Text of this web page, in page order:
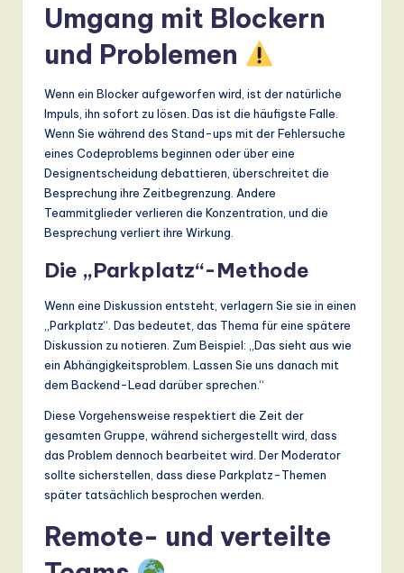
Umgang mit Blockern
und Problemen
Wenn ein Blocker aufgeworfen wird, ist der natürliche
Impuls, ihn sofort zu lösen. Das ist die häufigste Falle.
Wenn Sie während des Stand-ups mit der Fehlersuche
eines Codeproblems beginnen oder über eine
Designentscheidung debattieren, überschreitet die
Besprechung ihre Zeitbegrenzung. Andere
Teammitglieder verlieren die Konzentration, und die
Besprechung verliert ihre Wirkung.
Die „Parkplatz“-Methode
Wenn eine Diskussion entsteht, verlagern Sie sie in einen
„Parkplatz“. Das bedeutet, das Thema für eine spätere
Diskussion zu notieren. Zum Beispiel: „Das sieht aus wie
ein Abhängigkeitsproblem. Lassen Sie uns danach mit
dem Backend-Lead darüber sprechen.“
Diese Vorgehensweise respektiert die Zeit der
gesamten Gruppe, während sichergestellt wird, dass
das Problem dennoch bearbeitet wird. Der Moderator
sollte sicherstellen, dass diese Parkplatz-Themen
später tatsächlich besprochen werden.
Remote- und verteilte